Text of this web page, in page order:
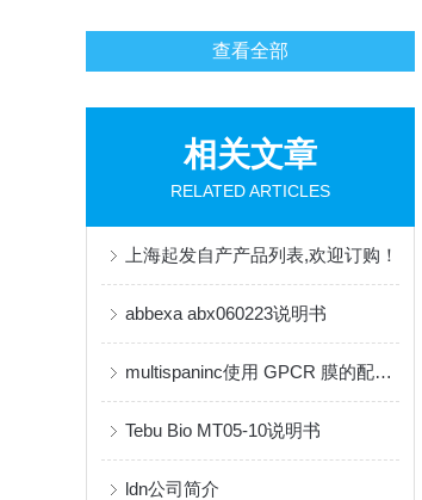
查看全部
相关文章
RELATED ARTICLES
上海起发自产产品列表,欢迎订购！
abbexa abx060223说明书
multispaninc使用 GPCR 膜的配体结合测定使用方法
Tebu Bio MT05-10说明书
ldn公司简介